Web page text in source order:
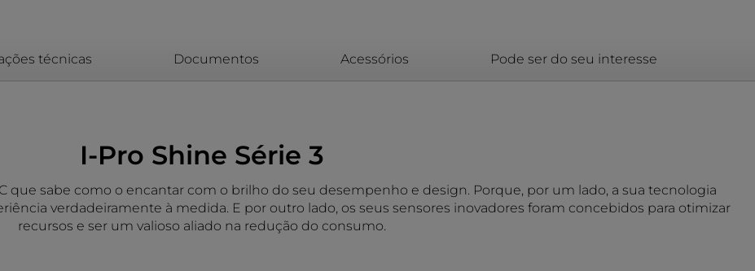
técnicas Documentos Acessórios Pode ser do seu interesse
I-Pro Shine Série 3
que sabe como o encantar com o brilho do seu desempenho e design. Porque, por um lado, a sua tecnologia
verdadeiramente à medida. E por outro lado, os seus sensores inovadores foram concebidos para otimizar
recursos e ser um valioso aliado na redução do consumo.